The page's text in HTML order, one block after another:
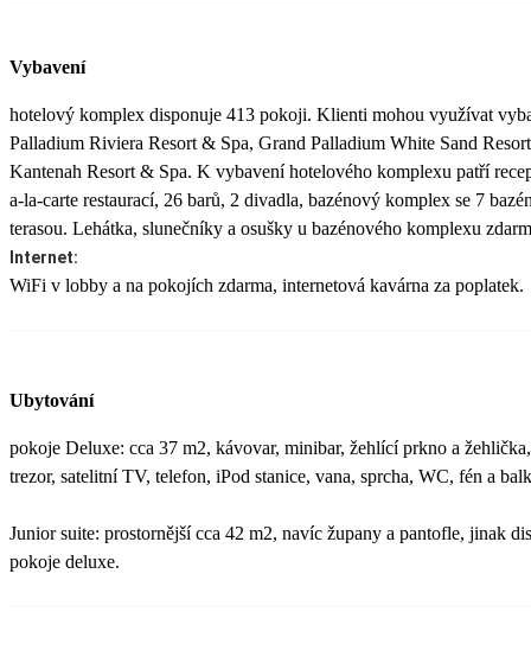
Vybavení
hotelový komplex disponuje 413 pokoji. Klienti mohou využívat
Palladium Riviera Resort & Spa, Grand Palladium White Sand
Kantenah Resort & Spa. K vybavení hotelového komplexu patří
a-la-carte restaurací, 26 barů, 2 divadla, bazénový komplex se 7
terasou. Lehátka, slunečníky a osušky u bazénového komplexu
Internet:
WiFi v lobby a na pokojích zdarma, internetová kavárna za poplatek.
Ubytování
pokoje Deluxe: cca 37 m2, kávovar, minibar, žehlící prkno a
trezor, satelitní TV, telefon, iPod stanice, vana, sprcha, WC, fén a
Junior suite: prostornější cca 42 m2, navíc župany a pantofle, jinak
pokoje deluxe.